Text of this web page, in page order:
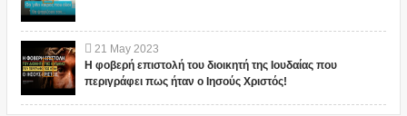
21 May 2023
Η φοβερή επιστολή του διοικητή της Ιουδαίας που
περιγράφει πως ήταν ο Ιησούς Χριστός!